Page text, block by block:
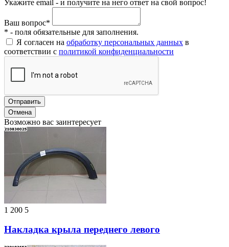
Укажите email - и получите на него ответ на свой вопрос!
Ваш вопрос*
* - поля обязательные для заполнения.
Я согласен на обработку персональных данных в
соответствии с политикой конфиденциальности
Отправить
Отмена
Возможно вас заинтересует
1 200 5
Накладка крыла переднего левого